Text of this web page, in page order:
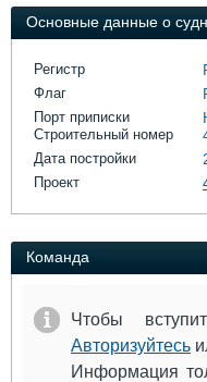
Выставки и семинары
Личности
Словарь
Основные данные о
Регистр
Флаг
Порт приписки
Строительный номер
Дата постройки
Проект
Команда
Чтобы
Авторизуйтесь
Информация